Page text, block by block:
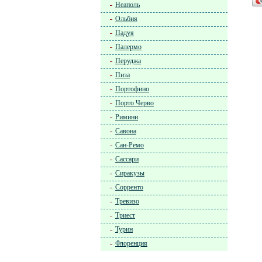
Неаполь
Ольбия
Падуя
Палермо
Перуджа
Пиза
Портофино
Порто Черво
Римини
Савона
Сан-Ремо
Сассари
Сиракузы
Сорренто
Тревизо
Триест
Турин
Флоренция